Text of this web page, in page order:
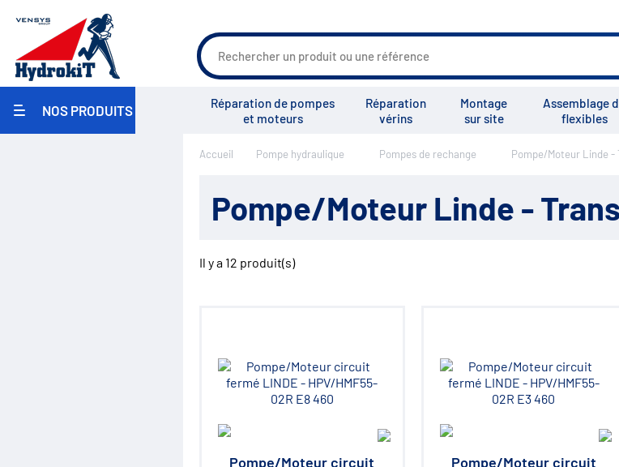
NOS PRODUITS
Réparation de pompes
et moteurs
Réparation
vérins
Montage
sur site
Assemblage
flexibles
Actualités Salons Tous les services
Accueil Pompe hydraulique Pompes de rechange Pompe/Moteur Linde -
Pompe/Moteur Linde -
Il y a 12 produit(s)
Pompe/Moteur circuit
Pompe/Moteur circuit